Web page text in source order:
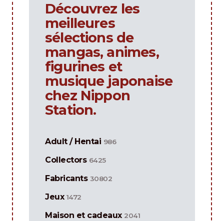
Découvrez les
meilleures
sélections de
mangas, animes,
figurines et
musique japonaise
chez Nippon
Station.
Adult / Hentai 986
Collectors 6425
Fabricants 30802
Jeux 1472
Maison et cadeaux 2041